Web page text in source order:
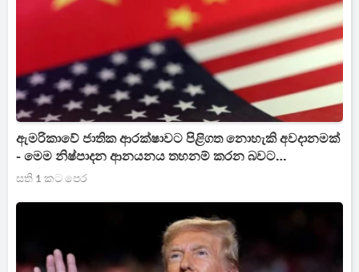
ඇමරිකාවේ ජාතික ආරක්ෂාවට පිළිගත නොහැකි අවදානමක්
- මෙම නිෂ්පාදන ආනයනය තහනම් කරන බවට
නිවේදනයක්
සති 1 කට පෙර